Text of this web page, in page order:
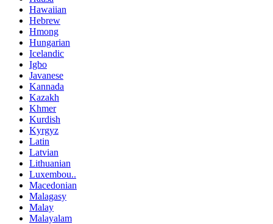
Hawaiian
Hebrew
Hmong
Hungarian
Icelandic
Igbo
Javanese
Kannada
Kazakh
Khmer
Kurdish
Kyrgyz
Latin
Latvian
Lithuanian
Luxembou..
Macedonian
Malagasy
Malay
Malayalam